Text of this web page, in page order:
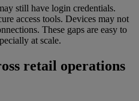
still have login credentials.
access tools. Devices may not
These gaps are easy to
at scale.
retail operations